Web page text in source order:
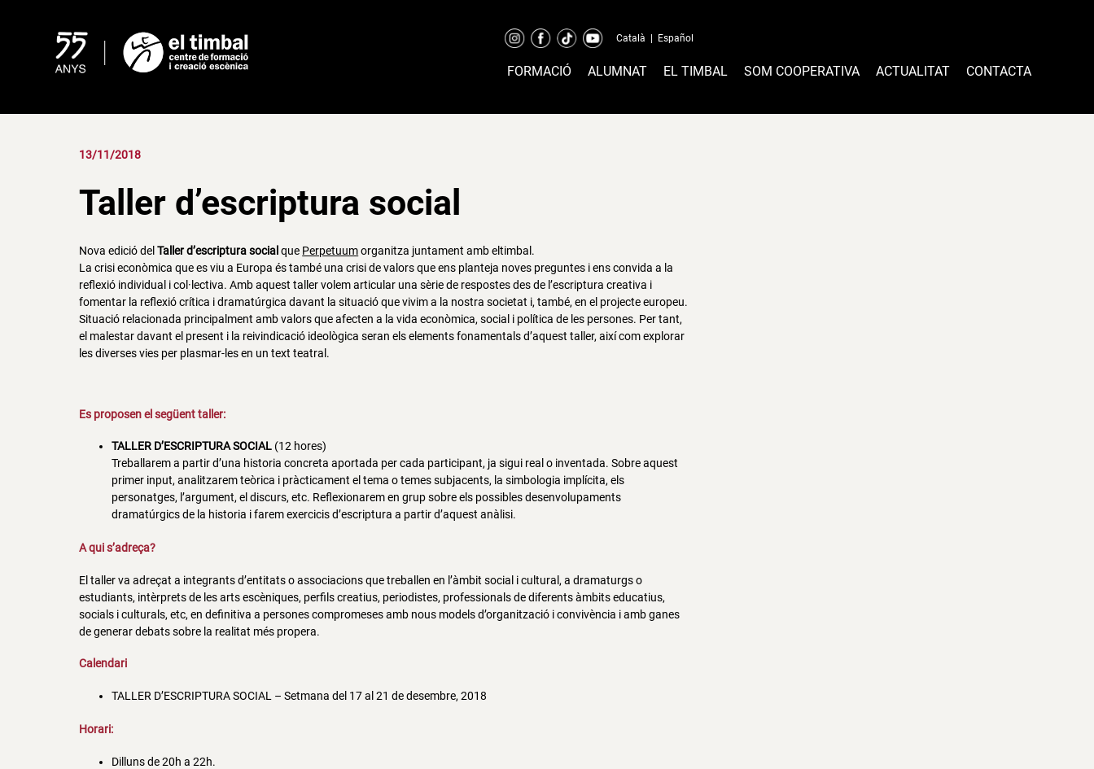
Català Español
FORMACIÓ ALUMNAT EL TIMBAL SOM COOPERATIVA ACTUALITAT CONTACTA
13/11/2018
Taller d’escriptura social
Nova edició delTaller d’escriptura social que Perpetuumorganitza juntament amb eltimbal.
La crisi econòmica que es viu a Europa és també una crisi de valors que ens planteja noves preguntes i ens convida a la
reflexió individual i col·lectiva. Amb aquest taller volem articular una sèrie de respostes des de l’escriptura creativa i
fomentar la reflexió crítica i dramatúrgica davant la situació que vivim a la nostra societat i, també, en el projecte europeu.
Situació relacionada principalment amb valors que afecten a la vida econòmica, social i política de les persones. Per tant,
el malestar davant el present i la reivindicació ideològica seran els elements fonamentals d’aquest taller, així com explorar
les diverses vies per plasmar-les en un text teatral.
Es proposen el següent taller:
TALLER D’ESCRIPTURA SOCIAL (12 hores)
Treballarem a partir d’una historia concreta aportada per cada participant, ja sigui real o inventada. Sobre aquest
primer input, analitzarem teòrica i pràcticament el tema o temes subjacents, la simbologia implícita, els
personatges, l’argument, el discurs, etc. Reflexionarem en grup sobre els possibles desenvolupaments
dramatúrgics de la historia i farem exercicis d’escriptura a partir d’aquest anàlisi.
A qui s’adreça?
El taller va adreçat a integrants d’entitats o associacions que treballen en l’àmbit social i cultural, a dramaturgs o
estudiants, intèrprets de les arts escèniques, perfils creatius, periodistes, professionals de diferents àmbits educatius,
socials i culturals, etc, en definitiva a persones compromeses amb nous models d’organització i convivència i amb ganes
de generar debats sobre la realitat més propera.
Calendari
TALLER D’ESCRIPTURA SOCIAL – Setmana del 17 al 21 de desembre, 2018
Horari:
Dilluns de 20h a 22h.